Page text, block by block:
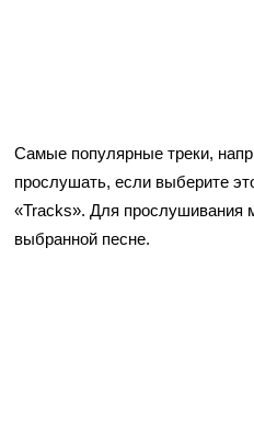
Самые популярные треки,
прослушать, если выберите
«Tracks». Для прослушивания
выбранной песне.